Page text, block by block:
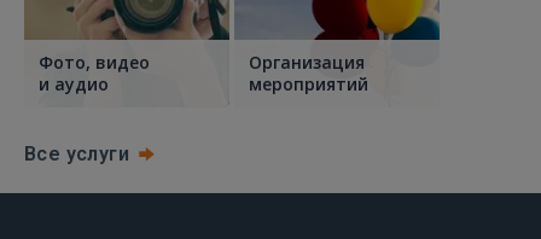
Фото, видео
и аудио
Организация
мероприятий
Все услуги